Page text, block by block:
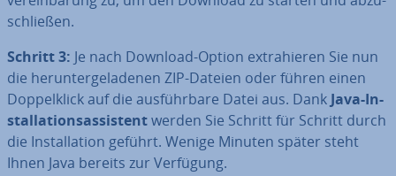
schlie­ßen.
Schritt 3: Je nach Download-Option ex­tra­hie­ren Sie nun
die her­un­ter­ge­la­de­nen ZIP-Dateien oder führen einen
Dop­pel­klick auf die aus­führ­ba­re Datei aus. Dank Java-In­
stal­la­ti­ons­as­sis­tentwerden Sie Schritt für Schritt durch
die In­stal­la­ti­on geführt. Wenige Minuten später steht
Ihnen Java bereits zur Verfügung.